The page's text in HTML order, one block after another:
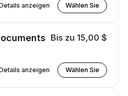
anzeigen Wählen Sie
Bis zu 15,00 $
anzeigen Wählen Sie